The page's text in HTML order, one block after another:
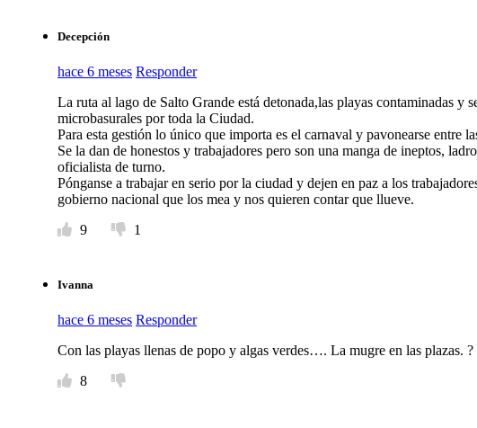
Decepción
hace 6 meses Responder
La ruta al lago de Salto Grande está detonada,las playas contaminadas y
microbasurales por toda la Ciudad.
Para esta gestión lo único que importa es el carnaval y pavonearse entre
Se la dan de honestos y trabajadores pero son una manga de ineptos,
oficialista de turno.
Pónganse a trabajar en serio por la ciudad y dejen en paz a los
gobierno nacional que los mea y nos quieren contar que llueve.
9
1
Ivanna
hace 6 meses Responder
Con las playas llenas de popo y algas verdes…. La mugre en las plazas. ?
8